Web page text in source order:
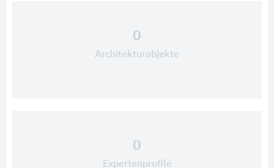
0
Architekturobjekte
0
Expertenprofile